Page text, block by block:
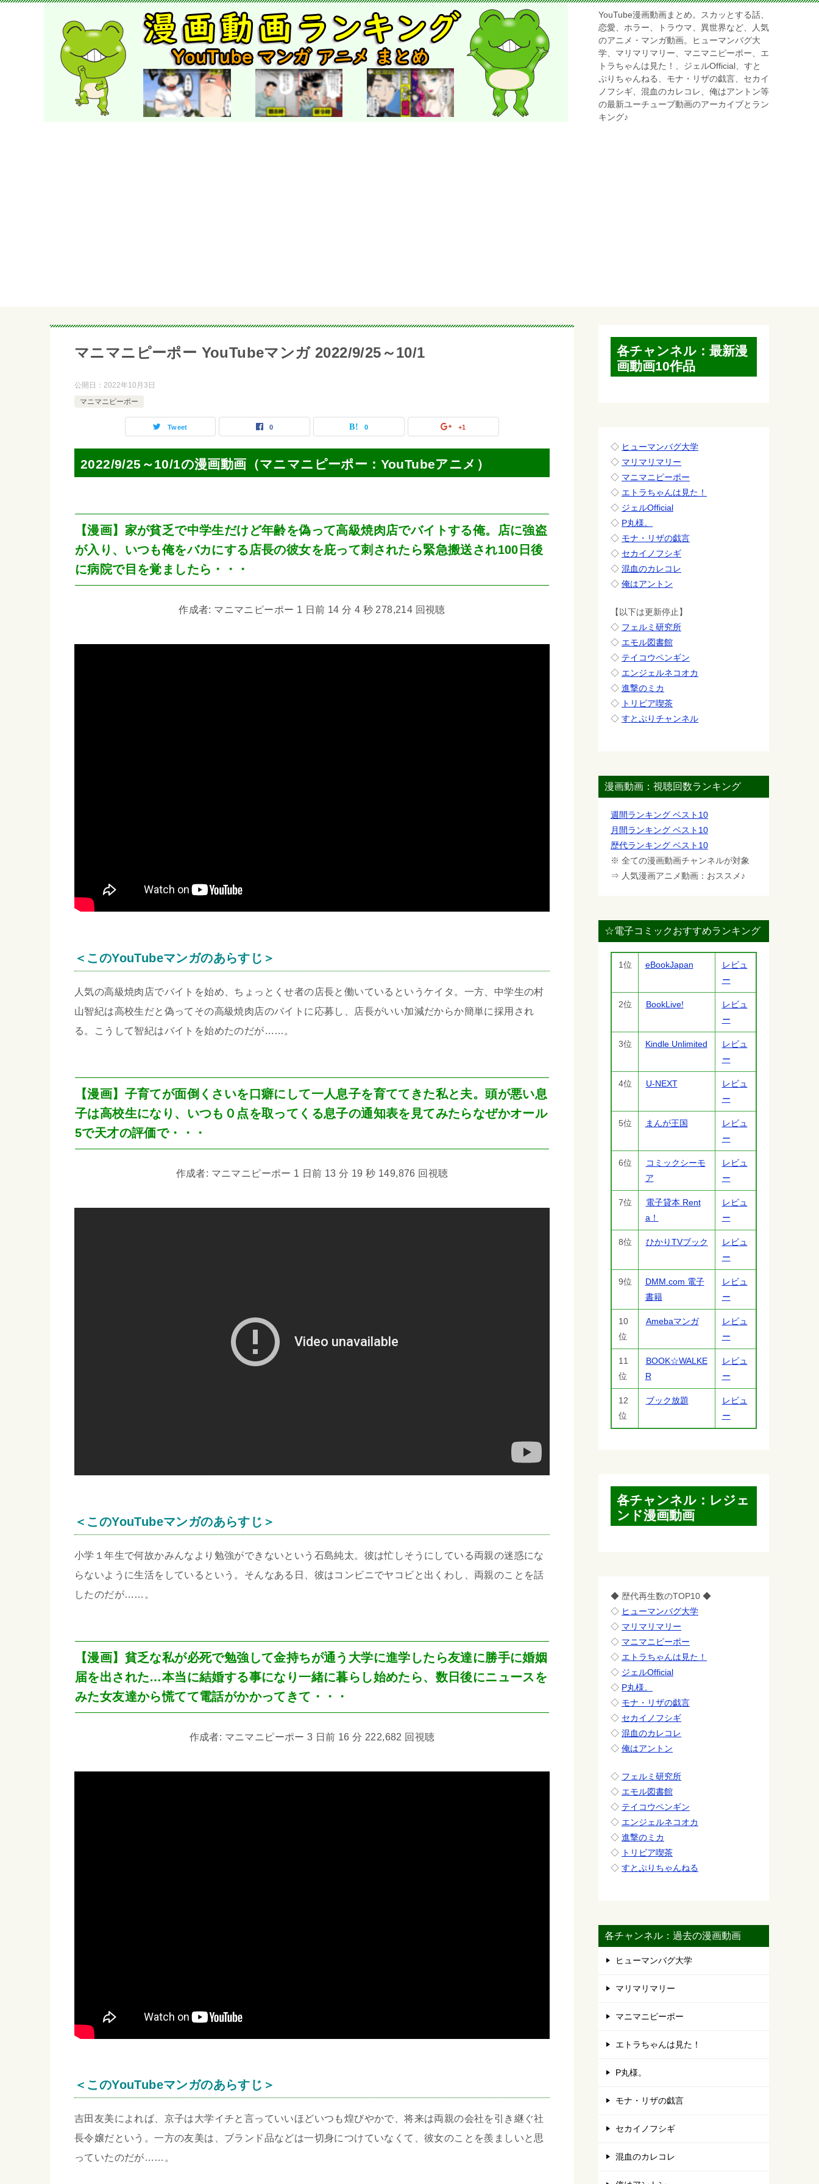
YouTube漫画動画まとめ。スカッとする話、
恋愛、ホラー、トラウマ、異世界など、人気
のアニメ・マンガ動画。ヒューマンバグ大
学、マリマリマリー、マニマニピーポー、エ
トラちゃんは見た！、ジェルOfficial、すと
ぷりちゃんねる、モナ・リザの戯言、セカイ
ノフシギ、混血のカレコレ、俺はアントン等
の最新ユーチューブ動画のアーカイブとラン
キング♪
マニマニピーポー YouTubeマンガ 2022/9/25～10/1
公開日： 2022年10月3日
マニマニピーポー
Tweet 0 0 +1
2022/9/25～10/1の漫画動画（マニマニピーポー：YouTubeアニメ）
【漫画】家が貧乏で中学生だけど年齢を偽って高級焼肉店でバイトする俺。店に強盗
が入り、いつも俺をバカにする店長の彼女を庇って刺されたら緊急搬送され100日後
に病院で目を覚ましたら・・・
作成者: マニマニピーポー 1 日前 14 分 4 秒 278,214 回視聴
＜このYouTubeマンガのあらすじ＞
人気の高級焼肉店でバイトを始め、ちょっとくせ者の店長と働いているというケイタ。一方、中学生の村
山智紀は高校生だと偽ってその高級焼肉店のバイトに応募し、店長がいい加減だからか簡単に採用され
る。こうして智紀はバイトを始めたのだが……。
【漫画】子育てが面倒くさいを口癖にして一人息子を育ててきた私と夫。頭が悪い息
子は高校生になり、いつも０点を取ってくる息子の通知表を見てみたらなぜかオール
5で天才の評価で・・・
作成者: マニマニピーポー 1 日前 13 分 19 秒 149,876 回視聴
＜このYouTubeマンガのあらすじ＞
小学１年生で何故かみんなより勉強ができないという石島純太。彼は忙しそうにしている両親の迷惑にな
らないように生活をしているという。そんなある日、彼はコンビニでヤコビと出くわし、両親のことを話
したのだが……。
【漫画】貧乏な私が必死で勉強して金持ちが通う大学に進学したら友達に勝手に婚姻
届を出された…本当に結婚する事になり一緒に暮らし始めたら、数日後にニュースを
みた女友達から慌てて電話がかかってきて・・・
作成者: マニマニピーポー 3 日前 16 分 222,682 回視聴
＜このYouTubeマンガのあらすじ＞
吉田友美によれば、京子は大学イチと言っていいほどいつも煌びやかで、将来は両親の会社を引き継ぐ社
長令嬢だという。一方の友美は、ブランド品などは一切身につけていなくて、彼女のことを羨ましいと思
っていたのだが……。
各チャンネル：最新漫
画動画10作品
◇ ヒューマンバグ大学
◇ マリマリマリー
◇ マニマニピーポー
◇ エトラちゃんは見た！
◇ ジェルOfficial
◇ P丸様。
◇ モナ・リザの戯言
◇ セカイノフシギ
◇ 混血のカレコレ
◇ 俺はアントン
【以下は更新停止】
◇ フェルミ研究所
◇ エモル図書館
◇ テイコウペンギン
◇ エンジェルネコオカ
◇ 進撃のミカ
◇ トリビア喫茶
◇ すとぷりチャンネル
漫画動画：視聴回数ランキング
週間ランキング ベスト10
月間ランキング ベスト10
歴代ランキング ベスト10
※ 全ての漫画動画チャンネルが対象
⇒ 人気漫画アニメ動画：おススメ♪
☆電子コミックおすすめランキング
1位 eBookJapan
レビュ
ー
2位 BookLive!
レビュ
ー
3位 Kindle Unlimited
レビュ
ー
4位 U-NEXT
レビュ
ー
5位 まんが王国
レビュ
ー
6位
コミックシーモ
ア
レビュ
ー
7位
電子貸本 Rent
a！
レビュ
ー
8位 ひかりTVブック
レビュ
ー
9位
DMM.com 電子
書籍
レビュ
ー
10
位
Amebaマンガ
レビュ
ー
11
位
BOOK☆WALKE
R
レビュ
ー
12
位
ブック放題
レビュ
ー
各チャンネル：レジェ
ンド漫画動画
◆ 歴代再生数のTOP10 ◆
◇ ヒューマンバグ大学
◇ マリマリマリー
◇ マニマニピーポー
◇ エトラちゃんは見た！
◇ ジェルOfficial
◇ P丸様。
◇ モナ・リザの戯言
◇ セカイノフシギ
◇ 混血のカレコレ
◇ 俺はアントン
◇ フェルミ研究所
◇ エモル図書館
◇ テイコウペンギン
◇ エンジェルネコオカ
◇ 進撃のミカ
◇ トリビア喫茶
◇ すとぷりちゃんねる
各チャンネル：過去の漫画動画
ヒューマンバグ大学
マリマリマリー
マニマニピーポー
エトラちゃんは見た！
P丸様。
モナ・リザの戯言
セカイノフシギ
混血のカレコレ